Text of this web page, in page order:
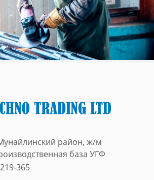
район, ж/м
база УГФ
365